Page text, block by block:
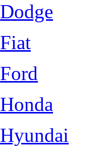
Dodge
Fiat
Ford
Honda
Hyundai